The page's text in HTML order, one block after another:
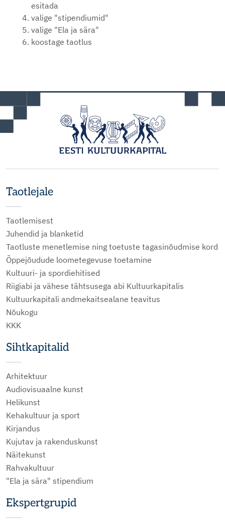
esitada
valige "stipendiumid"
valige "Ela ja sära"
koostage taotlus
Taotlejale
Taotlemisest
Juhendid ja blanketid
Taotluste menetlemise ning toetuste tagasinõudmise kord
Õppejõudude loometegevuse toetamine
Kultuuri- ja spordiehitised
Riigiabi ja vähese tähtsusega abi Kultuurkapitalis
Kultuurkapitali andmekaitsealane teavitus
Nõukogu
KKK
Sihtkapitalid
Arhitektuur
Audiovisuaalne kunst
Helikunst
Kehakultuur ja sport
Kirjandus
Kujutav ja rakenduskunst
Näitekunst
Rahvakultuur
"Ela ja sära" stipendium
Ekspertgrupid